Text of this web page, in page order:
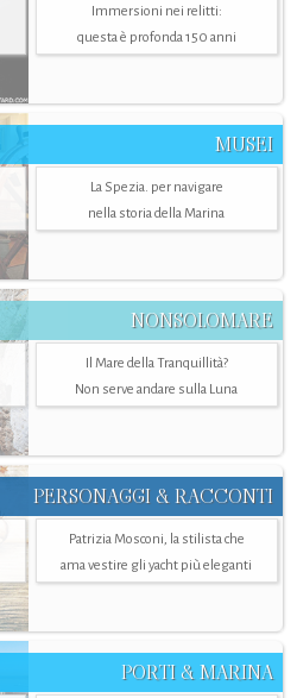
Immersioni nei relitti:
questa è profonda 150 anni
MUSEI
La Spezia. per navigare
nella storia della Marina
NONSOLOMARE
Il Mare della Tranquillità?
Non serve andare sulla Luna
PERSONAGGI & RACCONTI
Patrizia Mosconi, la stilista che
ama vestire gli yacht più eleganti
PORTI & MARINA